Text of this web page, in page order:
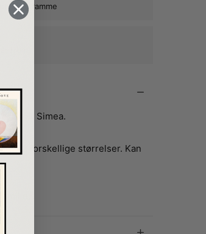
en ramme
frem
Simea.
i 2 forskellige størrelser. Kan